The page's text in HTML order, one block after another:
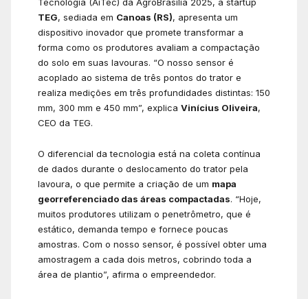
TEG, sediada em Canoas (RS), apresenta um
dispositivo inovador que promete transformar a
forma como os produtores avaliam a compactação
do solo em suas lavouras. “O nosso sensor é
acoplado ao sistema de três pontos do trator e
realiza medições em três profundidades distintas: 150
mm, 300 mm e 450 mm”, explica Vinícius Oliveira,
CEO da TEG.
O diferencial da tecnologia está na coleta contínua
de dados durante o deslocamento do trator pela
lavoura, o que permite a criação de um mapa
georreferenciado das áreas compactadas. “Hoje,
muitos produtores utilizam o penetrômetro, que é
estático, demanda tempo e fornece poucas
amostras. Com o nosso sensor, é possível obter uma
amostragem a cada dois metros, cobrindo toda a
área de plantio”, afirma o empreendedor.